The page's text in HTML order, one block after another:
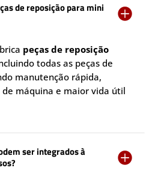
de reposição para mini

peças de reposição
todas as peças de
manutenção rápida,
máquina e maior vida útil
ser integrados à
